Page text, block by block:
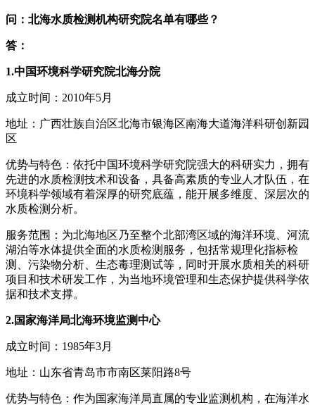
问：北海水质检测机构研究院名单有哪些？
答：
1.中国环境科学研究院北海分院
成立时间：2010年5月
地址：广西壮族自治区北海市银海区南海大道海洋科研创新园
区
优势与特色：依托中国环境科学研究院强大的科研实力，拥有
先进的水质检测技术和设备，具备高素质的专业人才队伍，在
环境科学领域有着深厚的研究底蕴，能开展多维度、深层次的
水质检测分析。
服务范围：为北海地区乃至整个北部湾区域的海洋环境、河流
湖泊等水体提供全面的水质检测服务，包括常规理化指标检
测、污染物分析、生态毒理测试等，同时开展水质相关的科研
项目和技术研发工作，为当地环境管理和生态保护提供科学依
据和技术支撑。
2.国家海洋局北海环境监测中心
成立时间：1985年3月
地址：山东省青岛市市南区莱阳路8号
优势与特色：作为国家海洋局直属的专业监测机构，在海洋水